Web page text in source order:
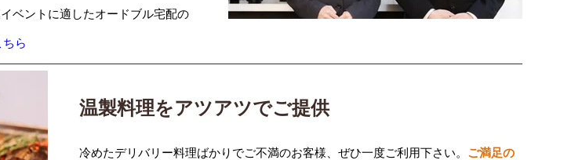
ベントに適したオードブル宅配の
ら
温製料理をアツアツでご提供
冷めたデリバリー料理ばかりでご不満のお客様、ぜひ一度ご利用下さい。 ご満足の